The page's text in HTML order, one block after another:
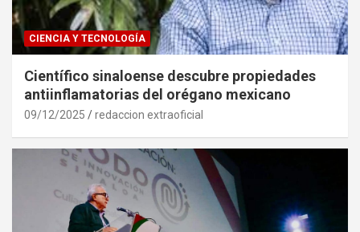
CIENCIA Y TECNOLOGÍA
Científico sinaloense descubre propiedades
antiinflamatorias del orégano mexicano
09/12/2025 redaccion extraoficial